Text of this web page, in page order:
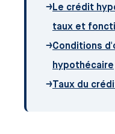
→Le crédit
taux et
→Conditions
hypothécaire
→Taux du